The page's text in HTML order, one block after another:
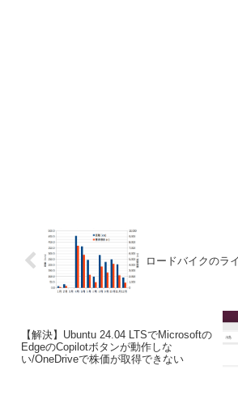
ロードバイクのラ
【解決】Ubuntu 24.04 LTSでMicrosoftの
EdgeのCopilotボタンが動作しな
い/OneDriveで株価が取得できない